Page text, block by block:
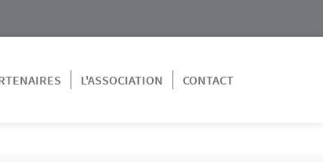
L'ASSOCIATION CONTACT